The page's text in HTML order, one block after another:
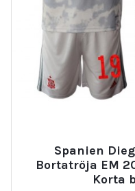
Spanien
Bortatröja EM
Korta